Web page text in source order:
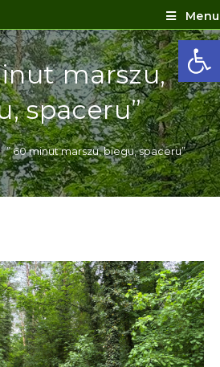
Menu
marszu,
spaceru”
” 60 minut marszu, biegu, spaceru”